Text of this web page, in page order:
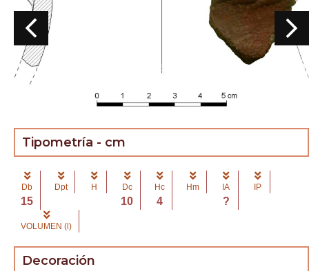
Tipometría - cm
Db
15
Dpt H Dc
10
Hc
4
Hm IA
?
IP
VOLUMEN (l)
Decoración